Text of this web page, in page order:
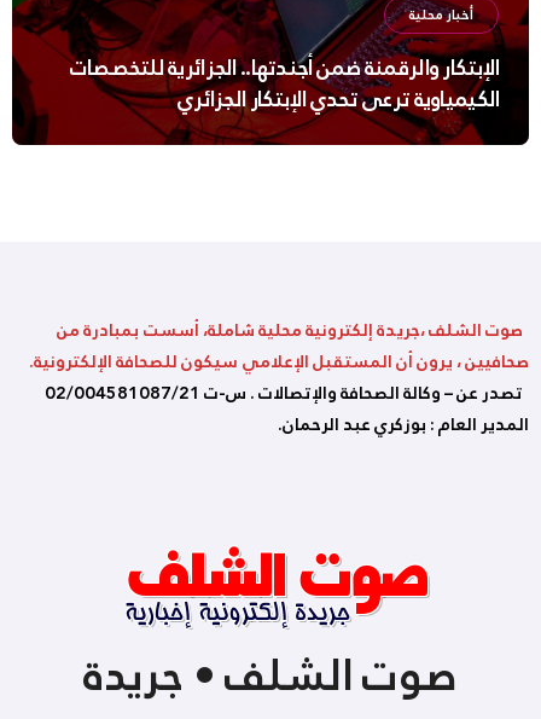
أخبار محلية
الإبتكار والرقمنة ضمن أجندتها.. الجزائرية للتخصصات
الكيمياوية ترعى تحدي الإبتكار الجزائري
صوت الشلف ،جريدة إلكترونية محلية شاملة، أسست بمبادرة من
صحافيين ، يرون أن المستقبل الإعلامي سيكون للصحافة الإلكترونية.
تصدر عن – وكالة الصحافة والإتصالات . س-ت 02/004581087/21
المدير العام : بوزكري عبد الرحمان.
صوت الشلف • جريدة